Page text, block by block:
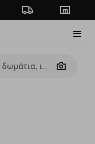
Πορεία παραγγελίας
Camera